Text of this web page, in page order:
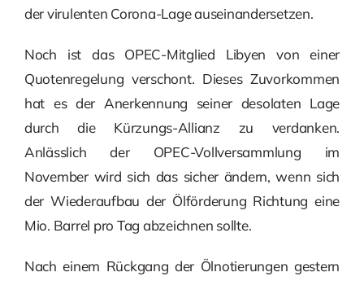
der virulenten Corona-Lage auseinandersetzen.
Noch ist das OPEC-Mitglied Libyen von einer
Quotenregelung verschont. Dieses Zuvorkommen
hat es der Anerkennung seiner desolaten Lage
durch die Kürzungs-Allianz zu verdanken.
Anlässlich der OPEC-Vollversammlung im
November wird sich das sicher ändern, wenn sich
der Wiederaufbau der Ölförderung Richtung eine
Mio. Barrel pro Tag abzeichnen sollte.
Nach einem Rückgang der Ölnotierungen gestern